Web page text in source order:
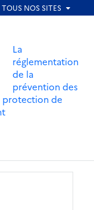
La
réglementation
de la
prévention des
protection de